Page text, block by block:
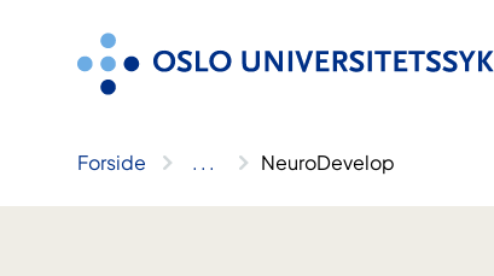
Forside .. . NeuroDevelop